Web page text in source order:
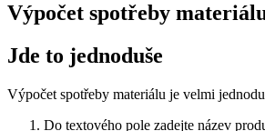
Výpočet spotřeby
Jde to jednoduše
Výpočet spotřeby materiálu je velmi
Do textového pole zadejte název